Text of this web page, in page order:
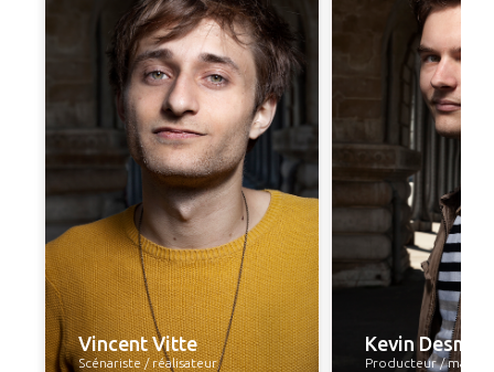
Vincent Vitte
Scénariste / réalisateur
Kevin
Producteur /